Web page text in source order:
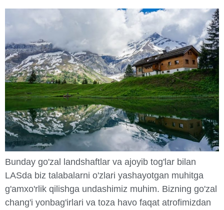
Bunday go'zal landshaftlar va ajoyib tog'lar bilan
LASda biz talabalarni o'zlari yashayotgan muhitga
g'amxo'rlik qilishga undashimiz muhim. Bizning go'zal
chang'i yonbag'irlari va toza havo faqat atrofimizdan